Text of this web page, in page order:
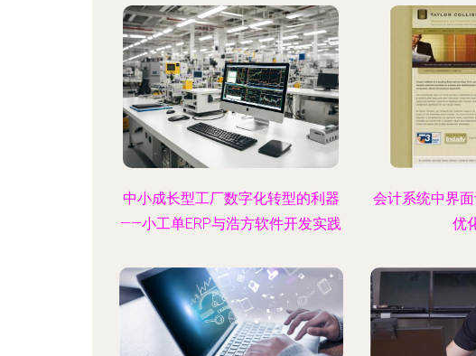
中小成长型工厂数字化转型的利器
——小工单ERP与浩方软件开发实践
会计系统中界
优